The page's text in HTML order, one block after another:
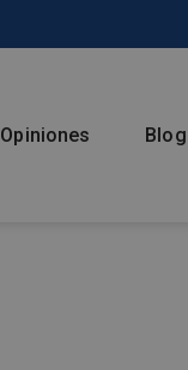
Opiniones Blog